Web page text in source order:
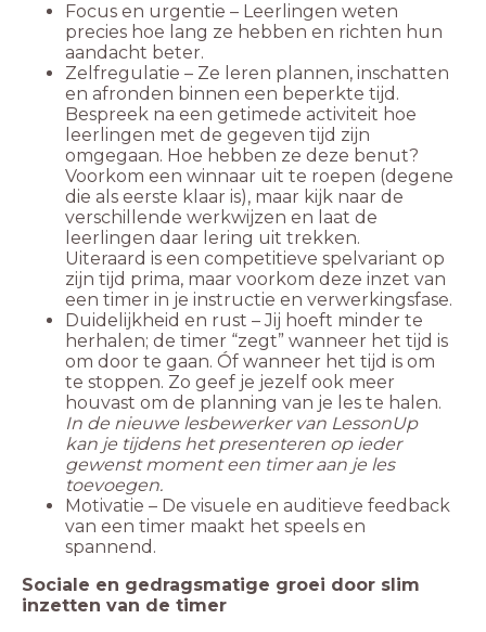
Focus en urgentie – Leerlingen weten
precies hoe lang ze hebben en richten hun
aandacht beter.
Zelfregulatie – Ze leren plannen, inschatten
en afronden binnen een beperkte tijd.
Bespreek na een getimede activiteit hoe
leerlingen met de gegeven tijd zijn
omgegaan. Hoe hebben ze deze benut?
Voorkom een winnaar uit te roepen (degene
die als eerste klaar is), maar kijk naar de
verschillende werkwijzen en laat de
leerlingen daar lering uit trekken.
Uiteraard is een competitieve spelvariant op
zijn tijd prima, maar voorkom deze inzet van
een timer in je instructie en verwerkingsfase.
Duidelijkheid en rust – Jij hoeft minder te
herhalen; de timer “zegt” wanneer het tijd is
om door te gaan. Óf wanneer het tijd is om
te stoppen. Zo geef je jezelf ook meer
houvast om de planning van je les te halen.
In de nieuwe lesbewerker van LessonUp
kan je tijdens het presenteren op ieder
gewenst moment een timer aan je les
toevoegen.
Motivatie – De visuele en auditieve feedback
van een timer maakt het speels en
spannend.
Sociale en gedragsmatige groei door slim
inzetten van de timer